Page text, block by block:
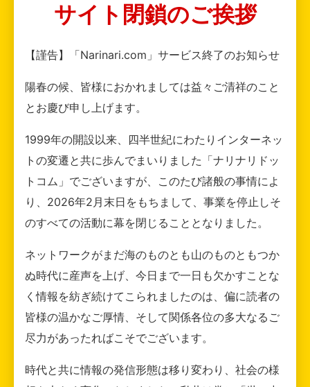
サイト閉鎖のご挨拶
【謹告】「Narinari.com」サービス終了のお知らせ
陽春の候、皆様におかれましては益々ご清祥のこと
とお慶び申し上げます。
1999年の開設以来、四半世紀にわたりインターネッ
トの変遷と共に歩んでまいりました「ナリナリドッ
トコム」でございますが、このたび諸般の事情によ
り、2026年2月末日をもちまして、事業を停止しそ
のすべての活動に幕を閉じることとなりました。
ネットワークがまだ海のものとも山のものともつか
ぬ時代に産声を上げ、今日まで一日も欠かすことな
く情報を紡ぎ続けてこられましたのは、偏に読者の
皆様の温かなご厚情、そして関係各位の多大なるご
尽力があったればこそでございます。
時代と共に情報の発信形態は移り変わり、社会の様